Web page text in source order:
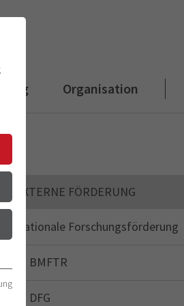
Organisation
EXTERNE FÖRDERUNG
Nationale Forschungsförderung
BMFTR
DFG